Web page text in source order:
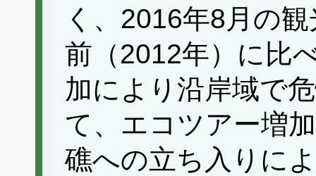
く、2016年8月の
前（2012年）に比
加により沿岸域で
て、エコツアー増
礁への立ち入りに